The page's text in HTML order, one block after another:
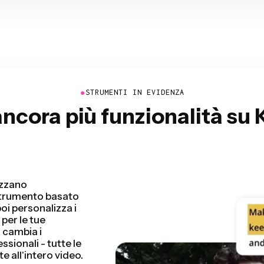
●STRUMENTI IN EVIDENZA
più funzionalità su
rilevando e
che
tutorial, vlog e